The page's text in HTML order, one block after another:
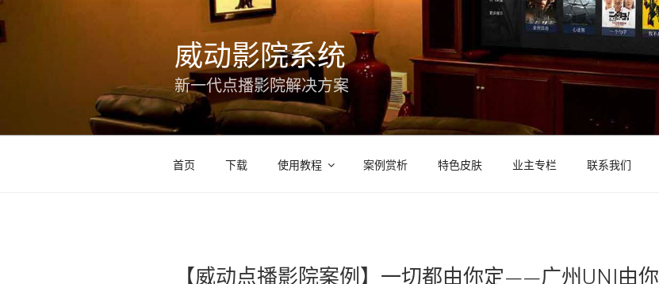
跳
至
内
威动影院系统
新一代点播影院解决方案
首页 下载 使用教程 案例赏析 特色皮肤 业主专栏 联系我们
【威动点播影院案例】一切都由你定——广州UNI由你